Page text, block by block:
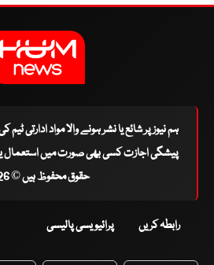
ہم نیوز پر شائع یا نشر ہونے والا مواد ادارتی
پیشگی اجازت کسی بھی صورت میں استعمال
حقوق محفوظ ہیں © 2026
رابطہ کریں پرائیویسی پالیسی